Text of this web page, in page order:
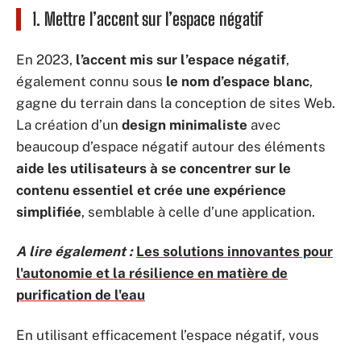
1. Mettre l’accent sur l’espace négatif
En 2023, l’accent mis sur l’espace négatif,
également connu sous le nom d’espace blanc,
gagne du terrain dans la conception de sites Web.
La création d’un design minimaliste avec
beaucoup d’espace négatif autour des éléments
aide les utilisateurs à se concentrer sur le
contenu essentiel et crée une expérience
simplifiée, semblable à celle d’une application.
A lire également : Les solutions innovantes pour
l'autonomie et la résilience en matière de
purification de l'eau
En utilisant efficacement l’espace négatif, vous